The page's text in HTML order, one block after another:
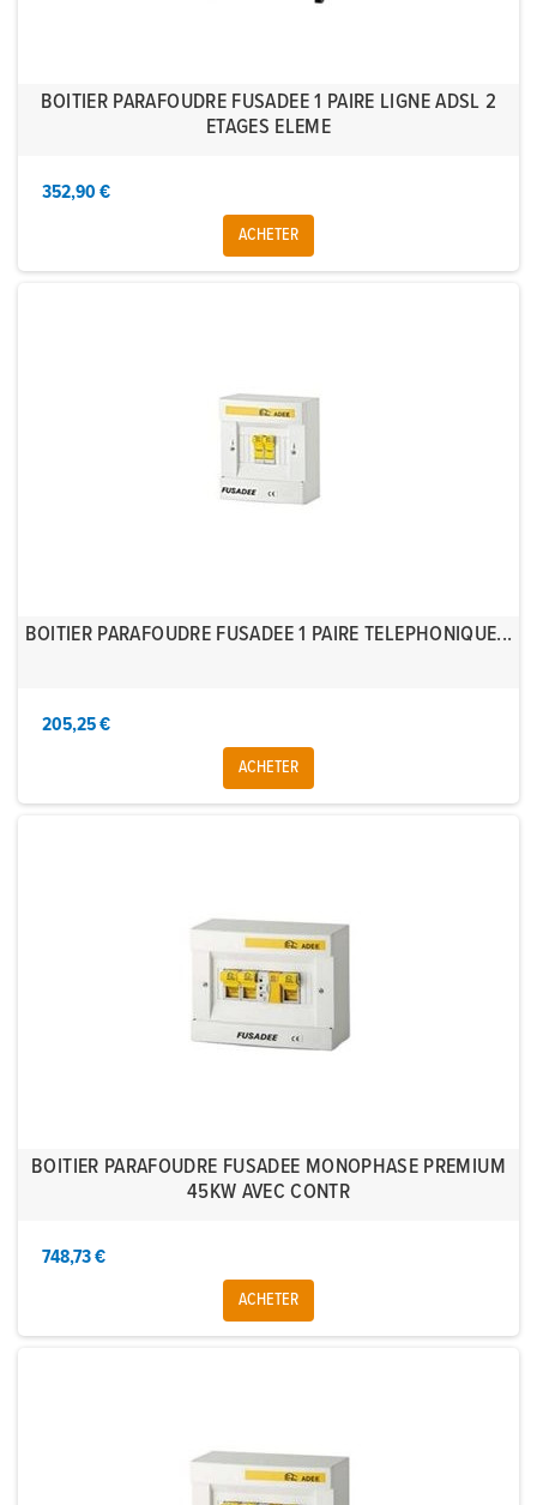
BOITIER PARAFOUDRE FUSADEE 1 PAIRE LIGNE ADSL 2
ETAGES ELEME
352,90 €
ACHETER
BOITIER PARAFOUDRE FUSADEE 1 PAIRE TELEPHONIQUE...
205,25 €
ACHETER
BOITIER PARAFOUDRE FUSADEE MONOPHASE PREMIUM
45KW AVEC CONTR
748,73 €
ACHETER